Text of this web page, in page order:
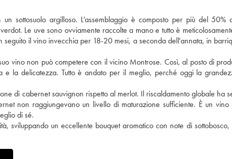
sottosuolo argilloso. L’assemblaggio è composto per più del 50%
Le uve sono ovviamente raccolte a mano e tutto è
il vino invecchia per 18-20 mesi, a seconda dell'annata, in
vino non può competere con il vicino Montrose. Così, al posto di
la delicatezza. Tutto è andato per il meglio, perché oggi la
di cabernet sauvignon rispetto al merlot. Il riscaldamento globale ha
non raggiungevano un livello di maturazione sufficiente. È un vino
di sé.
sviluppando un eccellente bouquet aromatico con note di sottobosco,